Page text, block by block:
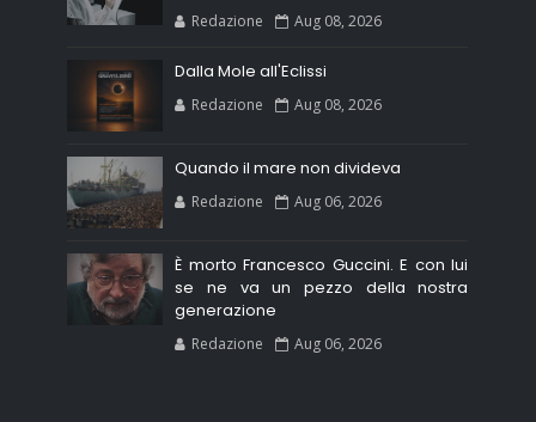
Redazione Aug 08, 2026
Dalla Mole all'Eclissi
Redazione Aug 08, 2026
Quando il mare non divideva
Redazione Aug 06, 2026
È morto Francesco Guccini. E con lui
se ne va un pezzo della nostra
generazione
Redazione Aug 06, 2026